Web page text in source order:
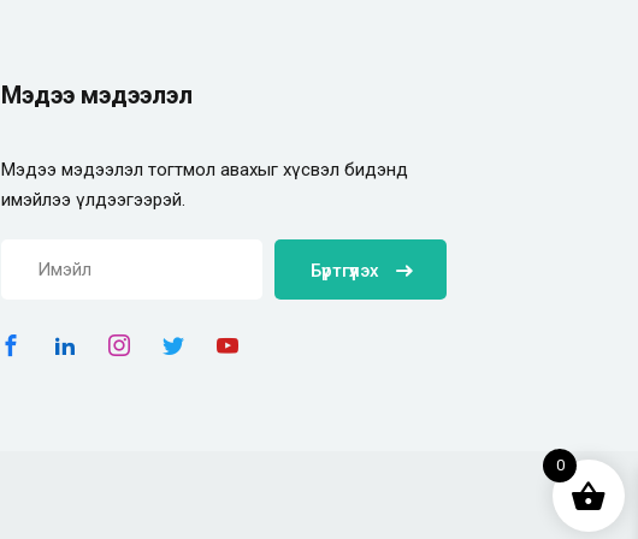
Мэдээ мэдээлэл
Мэдээ мэдээлэл тогтмол авахыг хүсвэл бидэнд
имэйлээ үлдээгээрэй.
Бүртгүүлэх
0